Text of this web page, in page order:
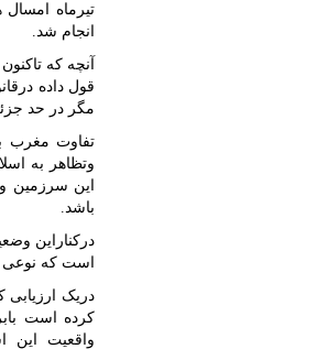
تیرماه
انجام شد.
آنچه که
قول داده
مگر در حد
تفاوت مغرب
وتظاهر به
این سرزمین
باشد.
درکناراین
است که نوعی
دریک
کرده است
واقعیت این